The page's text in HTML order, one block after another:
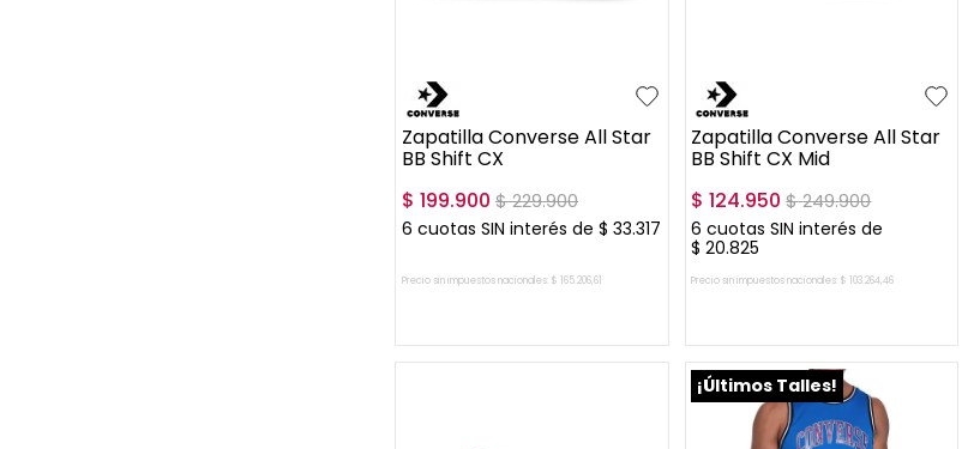
45
Zapatilla Converse All Star
BB Shift CX
$ 199.900 $229.900
6 cuotas SIN interés de$ 33.317
Precio sin impuestos nacionales: $ 165.206,61
Zapatilla Converse All Star
BB Shift CX Mid
$ 124.950 $249.900
6 cuotas SIN interés de
$ 20.825
Precio sin impuestos nacionales: $ 103.264,46
¡Últimos Talles!